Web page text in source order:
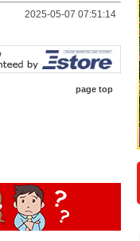
2025-05-07 07:51:14
page top